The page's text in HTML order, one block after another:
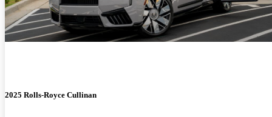
2025 Rolls-Royce Cullinan